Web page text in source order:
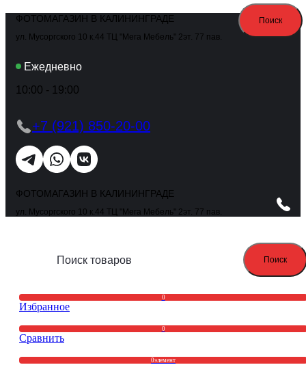
ФОТОМАГАЗИН В КАЛИНИНГРАДЕ
ул. Мусоргского 10 к.44 ТЦ "Мега Мебель" 2эт. 77 пав.
Ежедневно
10:00 - 19:00
+7 (921) 850-20-00
ФОТОМАГАЗИН В КАЛИНИНГРАДЕ
ул. Мусоргского 10 к.44 ТЦ "Мега Мебель" 2эт. 77 пав.
Поиск
0
Избранное
0
Сравнить
0элемент
Поиск